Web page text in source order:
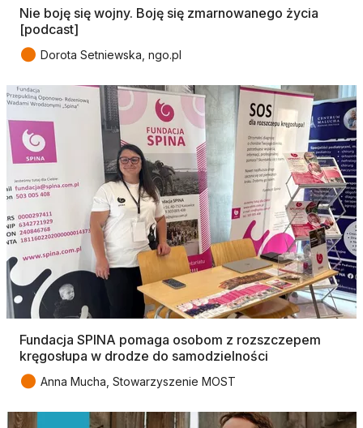
Nie boję się wojny. Boję się zmarnowanego życia
[podcast]
● Dorota Setniewska, ngo.pl
Fundacja SPINA pomaga osobom z rozszczepem
kręgosłupa w drodze do samodzielności
● Anna Mucha, Stowarzyszenie MOST